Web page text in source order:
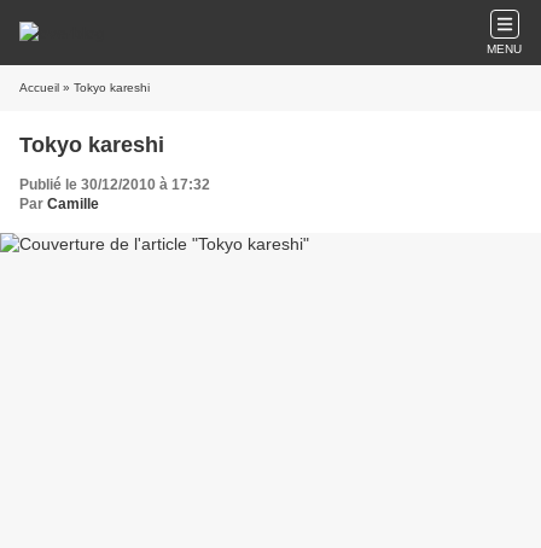
MENU
Accueil » Tokyo kareshi
Tokyo kareshi
Publié le 30/12/2010 à 17:32
Par Camille